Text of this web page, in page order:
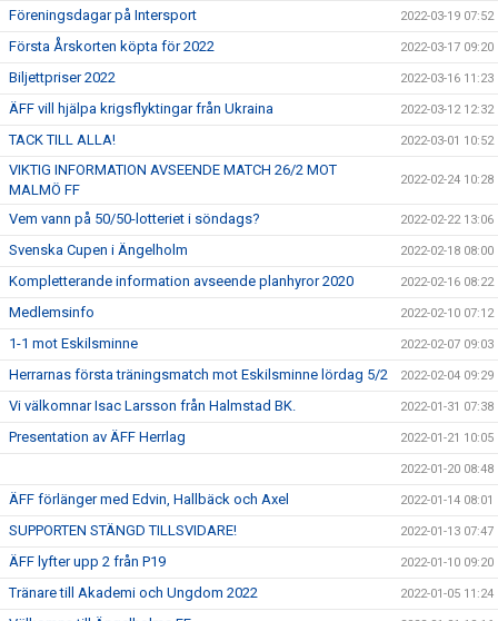
Föreningsdagar på Intersport 2022-03-19 07:52
Första Årskorten köpta för 2022 2022-03-17 09:20
Biljettpriser 2022 2022-03-16 11:23
ÄFF vill hjälpa krigsflyktingar från Ukraina 2022-03-12 12:32
TACK TILL ALLA! 2022-03-01 10:52
VIKTIG INFORMATION AVSEENDE MATCH 26/2 MOT
MALMÖ FF
2022-02-24 10:28
Vem vann på 50/50-lotteriet i söndags? 2022-02-22 13:06
Svenska Cupen i Ängelholm 2022-02-18 08:00
Kompletterande information avseende planhyror 2020 2022-02-16 08:22
Medlemsinfo 2022-02-10 07:12
1-1 mot Eskilsminne 2022-02-07 09:03
Herrarnas första träningsmatch mot Eskilsminne lördag 5/2 2022-02-04 09:29
Vi välkomnar Isac Larsson från Halmstad BK. 2022-01-31 07:38
Presentation av ÄFF Herrlag 2022-01-21 10:05
2022-01-20 08:48
ÄFF förlänger med Edvin, Hallbäck och Axel 2022-01-14 08:01
SUPPORTEN STÄNGD TILLSVIDARE! 2022-01-13 07:47
ÄFF lyfter upp 2 från P19 2022-01-10 09:20
Tränare till Akademi och Ungdom 2022 2022-01-05 11:24